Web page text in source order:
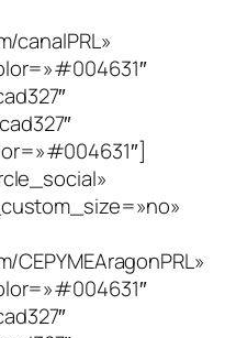
canalPRL»